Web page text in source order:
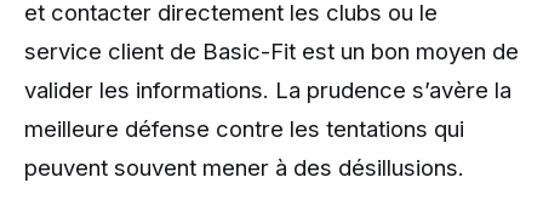
et contacter directement les clubs ou le
service client de Basic-Fit est un bon moyen de
valider les informations. La prudence s’avère la
meilleure défense contre les tentations qui
peuvent souvent mener à des désillusions.